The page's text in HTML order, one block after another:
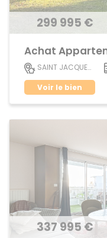
299 995 €
SAINT JACQUES DE LA LANDE
Voir le bien
337 995 €